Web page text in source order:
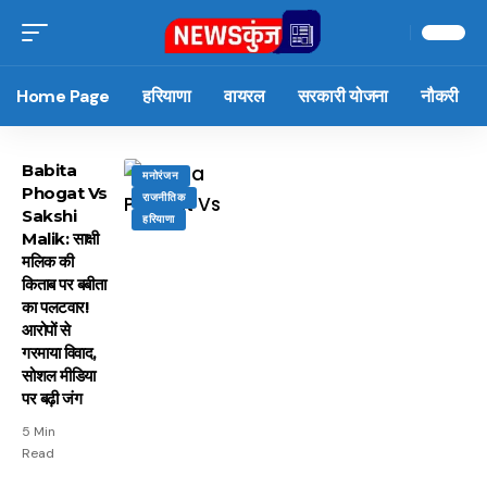
Home Page हरियाणा वायरल सरकारी योजना नौकरी
मनोरंजन
राजनीतिक
हरियाणा
Babita
Phogat Vs
Sakshi
Malik: साक्षी
मलिक की
किताब पर बबीता
का पलटवार!
आरोपों से
गरमाया विवाद,
सोशल मीडिया
पर बढ़ी जंग
5 Min
Read